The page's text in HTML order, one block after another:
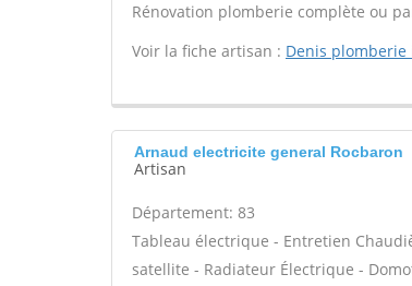
Rénovation plomberie complète ou
Voir la fiche artisan : Denis
Arnaud electricite general Rocbaron
Artisan
Département: 83
Tableau électrique - Entretien
satellite - Radiateur Électrique -